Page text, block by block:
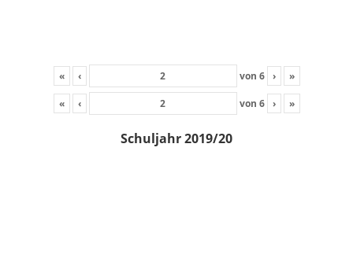
« ‹ von 6 › »
« ‹ von 6 › »
Schuljahr 2019/20